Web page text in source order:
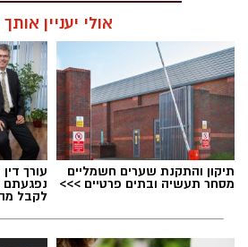
תגים: אירועי קיץ בקריית גת
אולי יעניין
תיקון והתקנת שערים חשמליים
מסחר תעשיה ובתים פרטיים >>>
עורך
נפגעתם
לקבל